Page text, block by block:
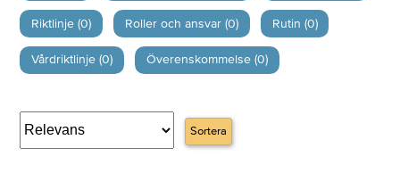
Riktlinje (0) Roller och ansvar (0) Rutin (0)
Vårdriktlinje (0) Överenskommelse (0)
Sortera